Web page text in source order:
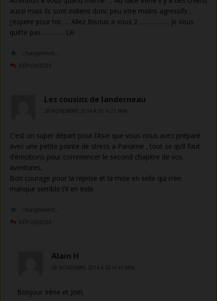
aussi mais ils sont indiens donc peu etre moins agressifs ,
j’espere pour toi …. Allez Bisous a vous 2 …………….. je vous
quitte pas ………… Lili
chargement…
Les cousins de landerneau
28 NOVEMBRE 2014 À 20 H 21 MIN
C’est un super départ pour l’Asie que vous nous avez préparé
avec une petite pointe de stress a Paname , tout se qu’il faut
d’émotions pour commencer le second chapitre de vos
aventures,
Bon courage pour la reprise et la mise en selle qui n’en
manque semble t’il en Inde
chargement…
Alain H
28 NOVEMBRE 2014 À 20 H 41 MIN
Bonjour Irène et Joël,